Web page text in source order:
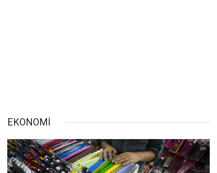
EKONOMİ